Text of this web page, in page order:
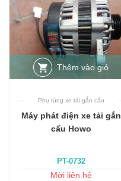
Thêm vào giỏ
Phụ tùng xe tải gắn cẩu
Máy phát điện xe tải gắn
cẩu Howo
PT-0732
Mời liên hệ